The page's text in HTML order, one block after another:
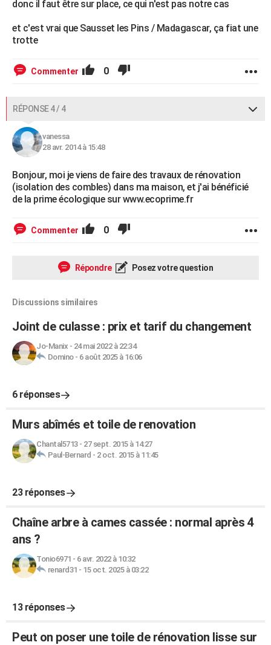
donc il faut être sur place, ce qui n'est pas notre cas
et c'est vrai que Sausset les Pins / Madagascar, ça fiat une
trotte
Commenter 0
RÉPONSE 4 / 4
vanessa
28 avr. 2014 à 15:48
Bonjour, moi je viens de faire des travaux de rénovation
(isolation des combles) dans ma maison, et j'ai bénéficié
de la prime écologique sur www.ecoprime.fr
Commenter 0
Répondre Posez votre question
Discussions similaires
Joint de culasse : prix et tarif du changement
Jo-Manix - 24 mai 2022 à 22:34
Domino- 6 août 2025 à 16:06
6 réponses
Murs abîmés et toile de renovation
Chantal5713- 27 sept. 2015 à 14:27
Paul-Bernard - 2 oct. 2015 à 11:45
23 réponses
Chaîne arbre à cames cassée : normal après 4
ans ?
Tonio6971 - 6 avr. 2022 à 10:32
renard31 - 15 oct. 2025 à 03:22
13 réponses
Peut on poser une toile de rénovation lisse sur